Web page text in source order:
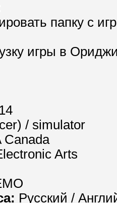
папку с
игры в
/ simulator
Canada
Arts
Русский /